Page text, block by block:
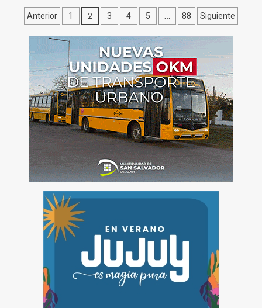
Paginación
de
entradas
Anterior 1 2 3 4 5 … 88 Siguiente